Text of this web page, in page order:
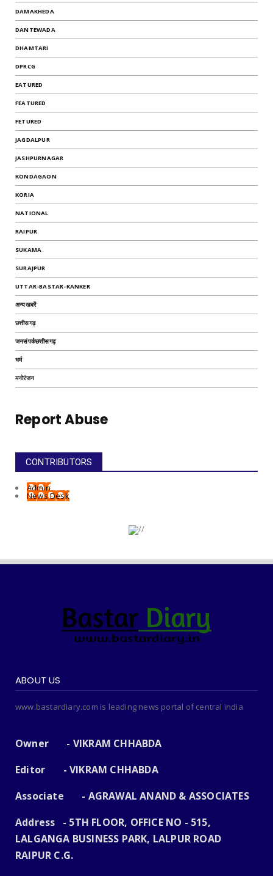
DAMAKHEDA
DANTEWADA
DHAMTARI
DPRCG
EATURED
FEATURED
FETURED
JAGDALPUR
JASHPURNAGAR
KONDAGAON
KORIA
NATIONAL
RAIPUR
SUKAMA
SURAJPUR
UTTAR-BASTAR-KANKER
अन्यखबरें
छत्तीसगढ़
जनसंपर्कछत्तीसगढ़
धर्म
मनोरंजन
Report Abuse
CONTRIBUTORS
Admin
News Desk
ABOUT US
www.bastardiary.com is leading news portal of central india
Owner - VIKRAM CHHABDA
Editor - VIKRAM CHHABDA
Associate - AGRAWAL ANAND & ASSOCIATES
Address - 5TH FLOOR, OFFICE NO - 515,
LALGANGA BUSINESS PARK, LALPUR ROAD
RAIPUR C.G.